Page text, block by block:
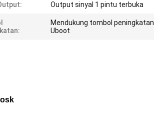
Output sinyal 1 pintu terbuka
Mendukung tombol peningkatan
Uboot